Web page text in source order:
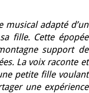
musical adapté d’un
fille. Cette épopée
support de
La voix raconte et
petite fille voulant
une expérience